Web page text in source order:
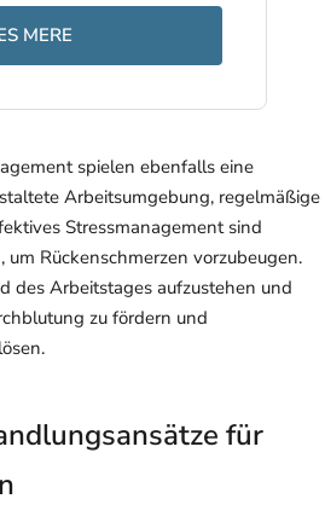
MERE
spielen ebenfalls eine
Arbeitsumgebung, regelmäßige
Stressmanagement sind
Rückenschmerzen vorzubeugen.
des Arbeitstages aufzustehen und
zu fördern und
für